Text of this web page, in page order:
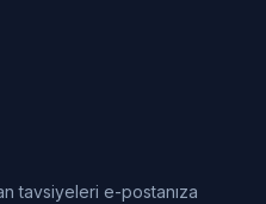
tavsiyeleri e-postanıza